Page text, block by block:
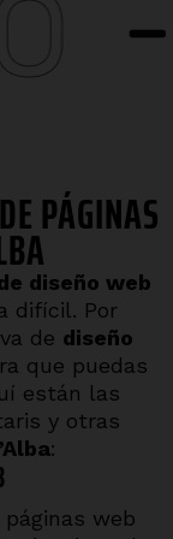
PÁGINAS
diseño web
difícil. Por
de diseño
que puedas
están las
y otras
:
web